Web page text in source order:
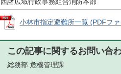
小林市指定避難所一覧 (PDFフ
この記事に関するお問い合
総務部 危機管理課